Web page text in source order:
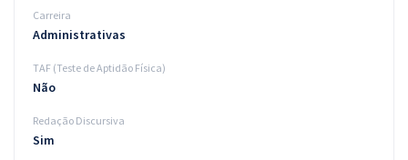
Carreira
Administrativas
TAF (Teste de Aptidão Física)
Não
Redação Discursiva
Sim